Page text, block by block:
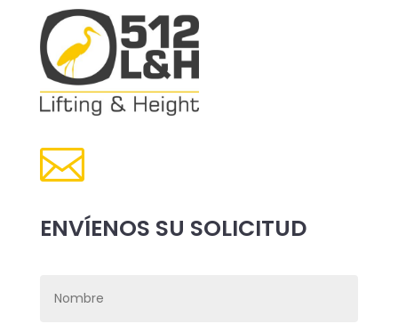

ENVÍENOS SU SOLICITUD